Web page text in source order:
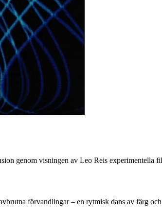
genom visningen av Leo Reis
förvandlingar – en rytmisk dans av färg